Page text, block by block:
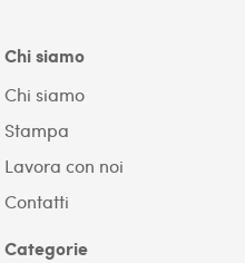
Chi siamo
Chi siamo
Stampa
Lavora con noi
Contatti
Categorie